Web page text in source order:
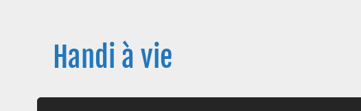
Handi à vie
Une image positive du handicap, en France et à
leur impact sur la santé (mon histoire est dans le